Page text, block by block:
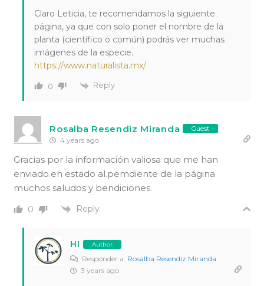
Claro Leticia, te recomendamos la siguiente
página, ya que con solo poner el nombre de la
planta (científico o común) podrás ver muchas
imágenes de la especie.
https://www.naturalista.mx/
0 Reply
Rosalba Resendiz Miranda Guest
4 years ago
Gracias por la información valiosa que me han
enviado.eh estado al.pemdiente de la página
muchos saludos y bendiciones.
0 Reply
HI Author
Responder a Rosalba Resendiz Miranda
3 years ago